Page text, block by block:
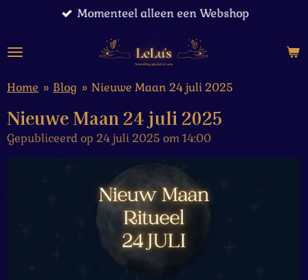
naar
hoofdinhoud
Momenteel alleen een Webshop
Home » Blog » Nieuwe Maan 24 juli 2025
Nieuwe Maan 24 juli 2025
Gepubliceerd op 24 juli 2025 om 14:00